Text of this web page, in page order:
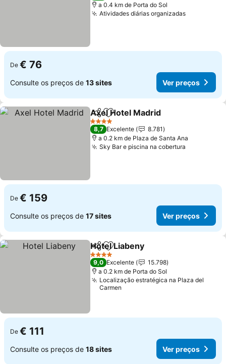
a 0.4 km de Porta do Sol
Atividades diárias organizadas
De € 76
Consulte os preços de 13 sites Ver preços
PartilharAdicionar aos favoritos
Axel Hotel Madrid
4 Estrelas
8,7 Excelente
8.781
a 0.2 km de Plaza de Santa Ana
Sky Bar e piscina na cobertura
De € 159
Consulte os preços de 17 sites Ver preços
PartilharAdicionar aos favoritos
Hotel Liabeny
4 Estrelas
9,0 Excelente
15.798
a 0.2 km de Porta do Sol
Localização estratégica na Plaza del
Carmen
De € 111
Consulte os preços de 18 sites Ver preços